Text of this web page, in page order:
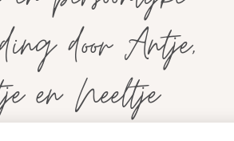
door Antje,
en Neeltje